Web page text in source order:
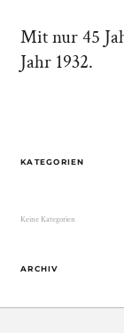
Mit nur 45
Jahr 1932.
KATEGORIEN
Keine Kategorien
ARCHIV